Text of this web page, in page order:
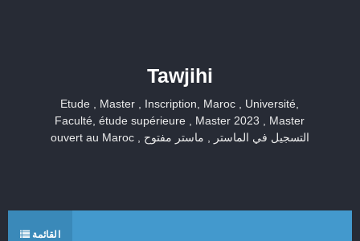
Tawjihi
Etude , Master , Inscription, Maroc , Université,
Faculté, étude supérieure , Master 2023 , Master
ouvert au Maroc , التسجيل في الماستر , ماستر مفتوح
القائمة